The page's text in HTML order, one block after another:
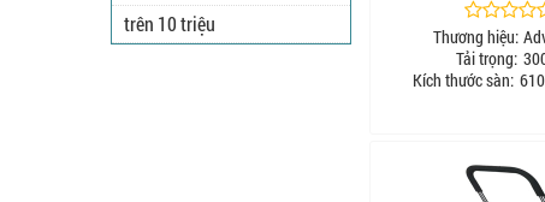
Thương hiệu:
Tải trọng:
Kích thước sàn:
trên 10 triệu